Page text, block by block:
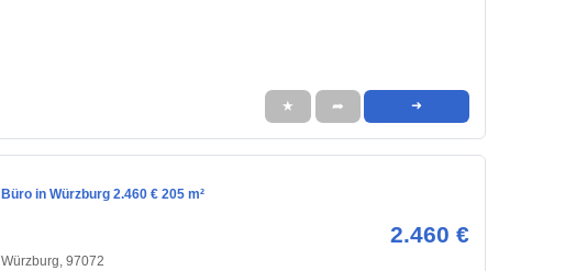
★ ➦ ➜
Büro in Würzburg 2.460 € 205 m²
2.460 €
Würzburg, 97072